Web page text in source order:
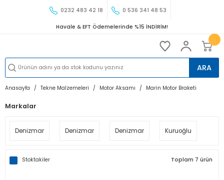
0232 483 42 18 0 536 341 48 53
Havale & EFT Ödemelerinde %15 İNDİRİM!
ARA
Anasayfa Tekne Malzemeleri Motor Aksamı Marin Motor Braketi
Markalar
Denizmar Denizmar Denizmar Kuruoğlu
Stoktakiler Toplam 7 ürün